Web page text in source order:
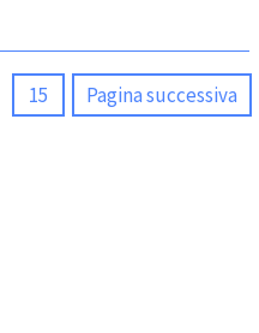
15 Pagina successiva